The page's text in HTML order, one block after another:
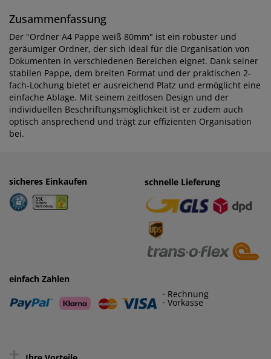
Zusammenfassung
Der "Ordner A4 Pappe weiß 80mm" ist ein robuster und
geräumiger Ordner, der sich ideal für die Organisation von
Dokumenten in verschiedenen Bereichen eignet. Dank seiner
stabilen Pappe, dem breiten Format und der praktischen 2-
fach-Lochung bietet er ausreichend Platz und ermöglicht eine
einfache Ablage. Mit seinem zeitlosen Design und der
individuellen Beschriftungsmöglichkeit ist er zudem auch
optisch ansprechend und trägt zur effizienten Organisation
bei.
sicheres Einkaufen einfaches Zahlen
· Rechnung
· Vorkasse
schnelle Lieferung
einfach Zahlen
· Rechnung
· Vorkasse
+